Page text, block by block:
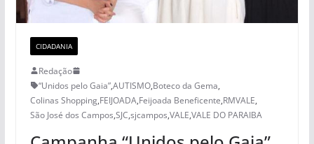
CIDADANIA
Redação
“Unidos pelo Gaia”,AUTISMO,Boteco da Gema,
Colinas Shopping,FEIJOADA,Feijoada Beneficente,RMVALE,
São José dos Campos,SJC,sjcampos,VALE,VALE DO PARAIBA